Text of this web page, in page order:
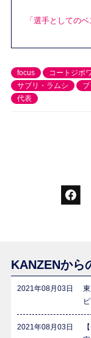
「選手としての
focus コートジボ
サブリ・ラムシ
代表
KANZENから
2021年08月03日
2021年08月03日